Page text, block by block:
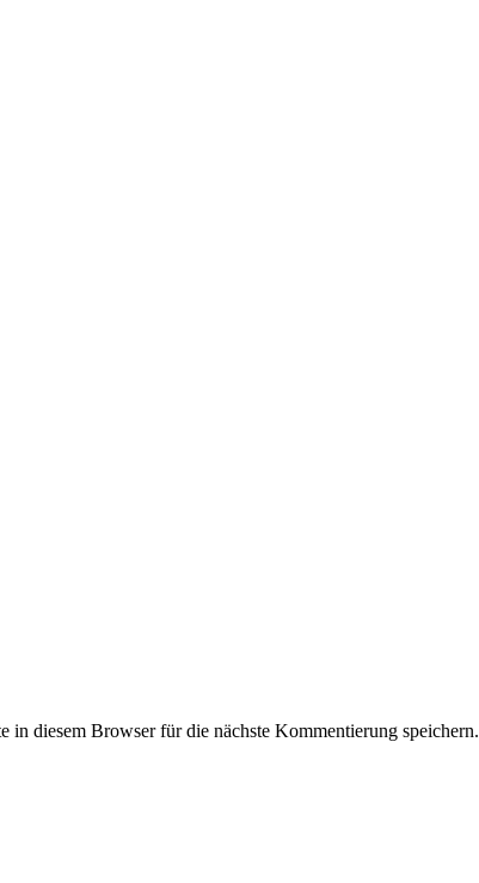
diesem Browser für die nächste Kommentierung speichern.